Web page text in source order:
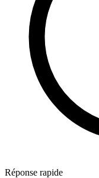
Réponse rapide